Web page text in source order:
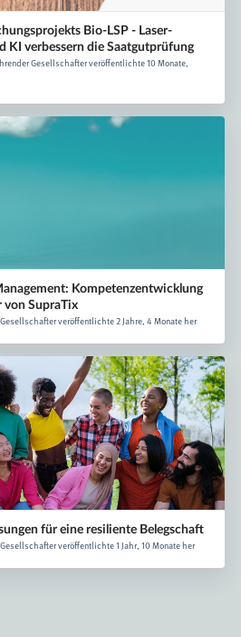
Bio-LSP - Laser-
KI verbessern die Saatgutprüfung
Gesellschafter veröffentlichte 10 Monate,
Kompetenzentwicklung
von SupraTix
veröffentlichte 2 Jahre, 4 Monate her
für eine resiliente Belegschaft
veröffentlichte 1 Jahr, 10 Monate her